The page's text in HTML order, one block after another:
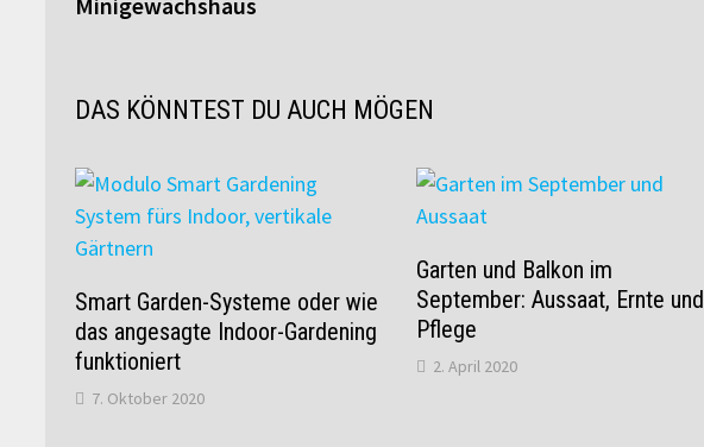
DAS KÖNNTEST DU AUCH MÖGEN
Smart Garden-Systeme oder wie
das angesagte Indoor-Gardening
funktioniert
7. Oktober 2020
Garten und Balkon im
September: Aussaat, Ernte und
Pflege
2. April 2020